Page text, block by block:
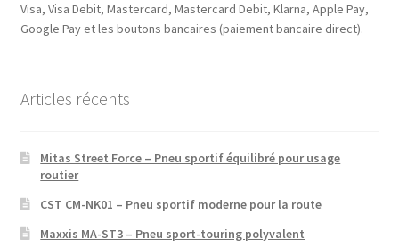
Visa, Visa Debit, Mastercard, Mastercard Debit, Klarna, Apple Pay,
Google Pay et les boutons bancaires (paiement bancaire direct).
Articles récents
Mitas Street Force – Pneu sportif équilibré pour usage
routier
CST CM-NK01 – Pneu sportif moderne pour la route
Maxxis MA-ST3 – Pneu sport-touring polyvalent